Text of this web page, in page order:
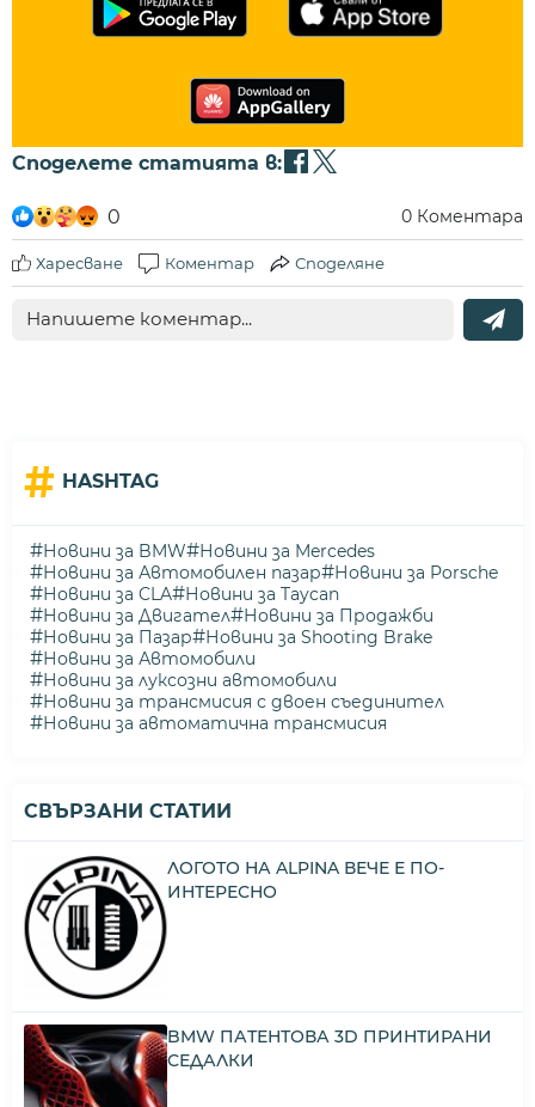
Споделете статията в:
0 0 Коментара
Харесване Коментар Споделяне
# HASHTAG
#Новини за BMW#Новини за Mercedes
#Новини за Автомобилен пазар#Новини за Porsche
#Новини за CLA#Новини за Taycan
#Новини за Двигател#Новини за Продажби
#Новини за Пазар#Новини за Shooting Brake
#Новини за Автомобили
#Новини за луксозни автомобили
#Новини за трансмисия с двоен съединител
#Новини за автоматична трансмисия
СВЪРЗАНИ СТАТИИ
ЛОГОТО НА ALPINA ВЕЧЕ Е ПО-
ИНТЕРЕСНО
BMW ПАТЕНТОВА 3D ПРИНТИРАНИ
СЕДАЛКИ